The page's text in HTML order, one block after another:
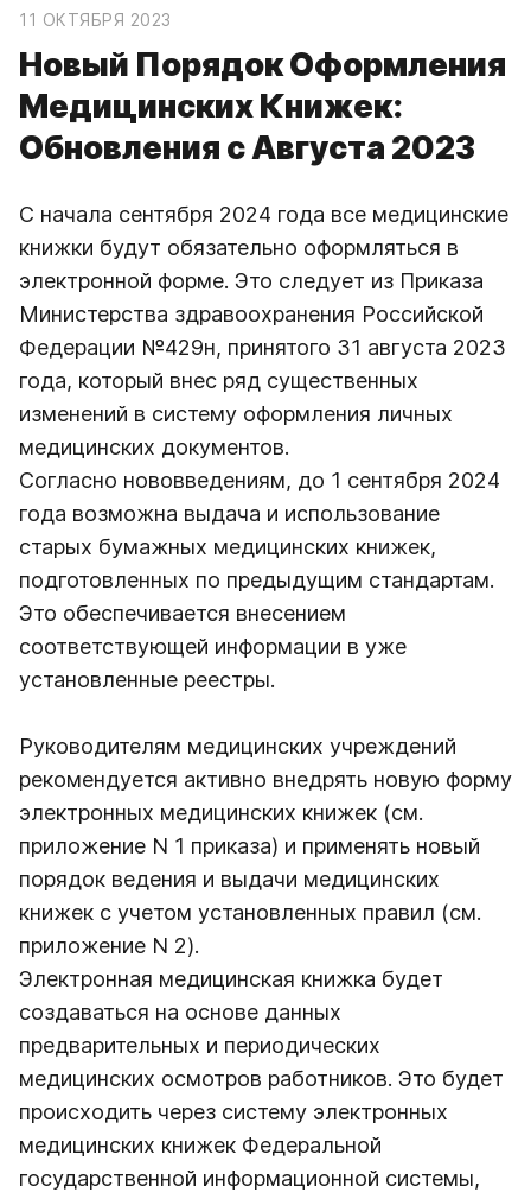
11 ОКТЯБРЯ 2023
Новый Порядок Оформления
Медицинских Книжек:
Обновления с Августа 2023
С начала сентября 2024 года все медицинские
книжки будут обязательно оформляться в
электронной форме. Это следует из Приказа
Министерства здравоохранения Российской
Федерации №429н, принятого 31 августа 2023
года, который внес ряд существенных
изменений в систему оформления личных
медицинских документов.
Согласно нововведениям, до 1 сентября 2024
года возможна выдача и использование
старых бумажных медицинских книжек,
подготовленных по предыдущим стандартам.
Это обеспечивается внесением
соответствующей информации в уже
установленные реестры.
Руководителям медицинских учреждений
рекомендуется активно внедрять новую форму
электронных медицинских книжек (см.
приложение N 1 приказа) и применять новый
порядок ведения и выдачи медицинских
книжек с учетом установленных правил (см.
приложение N 2).
Электронная медицинская книжка будет
создаваться на основе данных
предварительных и периодических
медицинских осмотров работников. Это будет
происходить через систему электронных
медицинских книжек Федеральной
государственной информационной системы,